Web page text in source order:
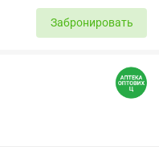
Забронировать